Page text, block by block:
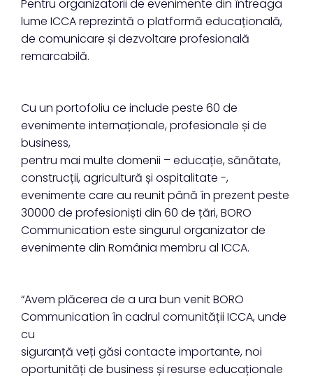
Pentru organizatorii de evenimente din întreaga
lume ICCA reprezintă o platformă educațională,
de comunicare și dezvoltare profesională
remarcabilă.
Cu un portofoliu ce include peste 60 de
evenimente internaționale, profesionale și de
business,
pentru mai multe domenii – educație, sănătate,
construcții, agricultură și ospitalitate -,
evenimente care au reunit până în prezent peste
30000 de profesioniști din 60 de țări, BORO
Communication este singurul organizator de
evenimente din România membru al ICCA.
“Avem plăcerea de a ura bun venit BORO
Communication în cadrul comunității ICCA, unde
cu
siguranță veți găsi contacte importante, noi
oportunități de business și resurse educaționale